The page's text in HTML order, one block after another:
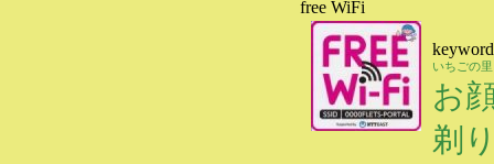
free WiFi
keyword
いちごの里
お
剃り